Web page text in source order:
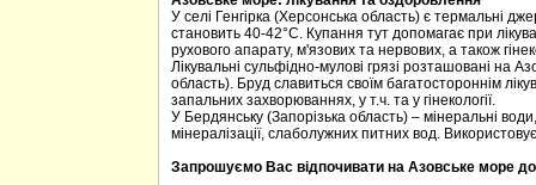
У селі Генгірка (Херсонська область) є термальні
становить 40-42°С. Купання тут допомагає при
рухового апарату, м'язових та нервових, а також
Лікувальні сульфідно-мулові грязі розташовані на
область). Бруд славиться своїм багатостороннім
запальних захворюваннях, у т.ч. та у гінекології.
У Бердянську (Запорізька область) – мінеральні
мінералізації, слаболужних питних вод.
Запрошуємо Вас відпочивати на Азовське море до